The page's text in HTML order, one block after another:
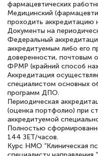
Евгения
Знаток города
12 марта
Спасибо большое
вежливое
понятно!
квалификации.
фармацевтических
Медицинский
проходить аккредитацию
Документы на
Федеральный
аккредитуемым либо его
доверенности, почтовым
ФРМР (крайний способ
Аккредитация
специалистом основных
программ ДПО.
Периодическая
(оценка портфолио) при
аккредитуемой
Полностью
144 ЗЕТ/часов.
Курс НМО “Клиническая